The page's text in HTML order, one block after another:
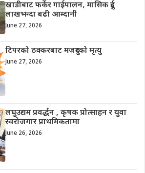
खाडीबाट फर्केर गाईपालन, मासिक दुई
लाखभन्दा बढी आम्दानी
June 27, 2026
टिपरको ठक्करबाट मजदुरको मृत्यु
June 27, 2026
लघुउद्यम प्रवर्द्धन , कृषक प्रोत्साहन र युवा
स्वरोजगार प्राथमिकतामा
June 26, 2026